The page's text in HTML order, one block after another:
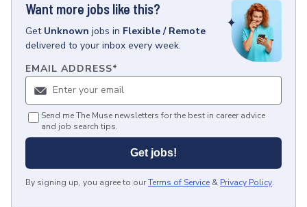
Want more jobs like this?
Get Unknown jobs in Flexible / Remote
delivered to your inbox every week.
EMAIL ADDRESS*
Send me The Muse newsletters for the best in career advice
and job search tips.
Get jobs!
By signing up, you agree to ourTerms of Service & Privacy Policy.